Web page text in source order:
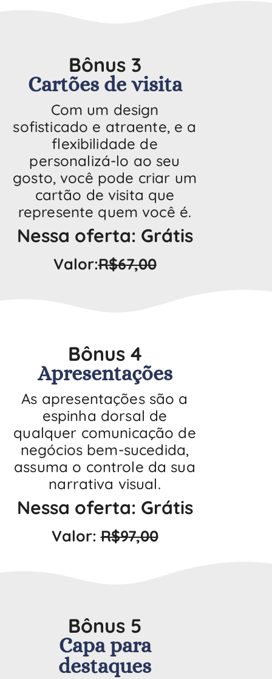
Bônus 3
Cartões de visita
Com um design
sofisticado e atraente, e a
flexibilidade de
personalizá-lo ao seu
gosto, você pode criar um
cartão de visita que
represente quem você é.
Nessa oferta: Grátis
Valor:R$67,00
Bônus 4
Apresentações
As apresentações são a
espinha dorsal de
qualquer comunicação de
negócios bem-sucedida,
assuma o controle da sua
narrativa visual.
Nessa oferta: Grátis
Valor:R$97,00
Bônus 5
Capa para
destaques